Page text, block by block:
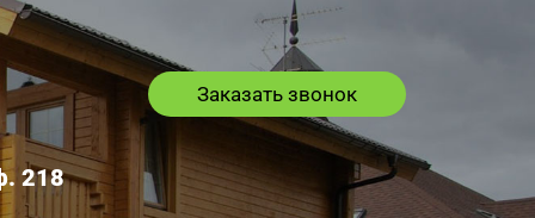
218
Заказать звонок